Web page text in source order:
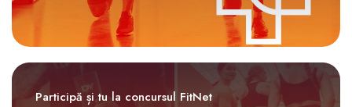
Participă și tu la concursul FitNet